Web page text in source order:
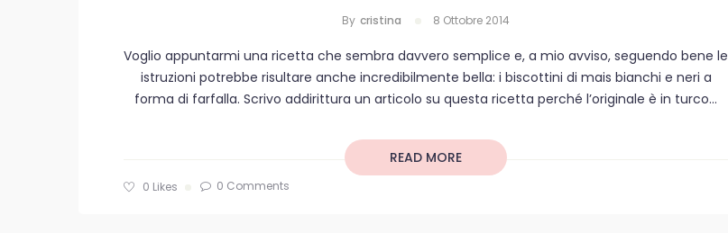
By Cristina 8 Ottobre 2014
Voglio appuntarmi una ricetta che sembra davvero semplice e, a mio avviso, seguendo bene le
istruzioni potrebbe risultare anche incredibilmente bella: i biscottini di mais bianchi e neri a
forma di farfalla. Scrivo addirittura un articolo su questa ricetta perché l’originale è in turco...
READ MORE
0 Likes 0 Comments